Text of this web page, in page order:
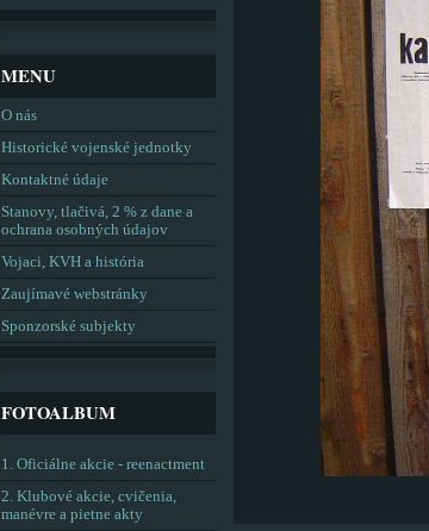
MENU
O nás
Historické vojenské jednotky
Kontaktné údaje
Stanovy, tlačivá, 2 % z dane a
ochrana osobných údajov
Vojaci, KVH a história
Zaujímavé webstránky
Sponzorské subjekty
FOTOALBUM
1. Oficiálne akcie - reenactment
2. Klubové akcie, cvičenia,
manévre a pietne akty